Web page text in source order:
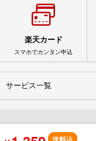
楽天カード
スマホでカンタン申込
サービス一覧